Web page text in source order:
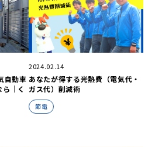
自動車
｜く
2024.02.14
あなたが得する光熱費（電気代・
ガス代）削減術
節電